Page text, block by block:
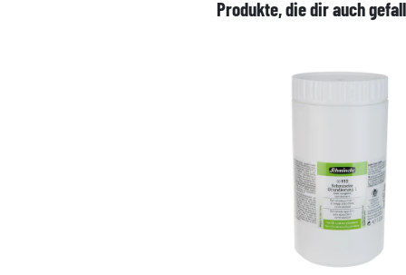
Produkte, die dir auch